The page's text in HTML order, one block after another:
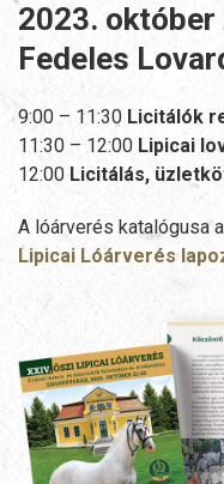
2023. október
Fedeles
9:00 – 11:30 Licitálók
11:30 – 12:00 Lipicai
12:00 Licitálás,
A lóárverés katalógusa
Lipicai Lóárverés